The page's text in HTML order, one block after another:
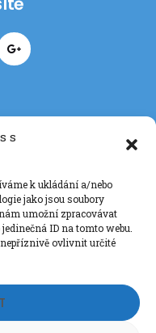
s
k ukládání a/nebo
jako jsou soubory
umožní zpracovávat
ID na tomto webu.
ovlivnit určité
135